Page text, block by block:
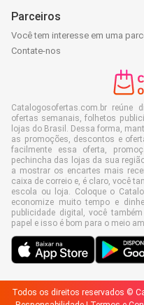
Parceiros
Você tem interesse em uma
Contate-nos
Catalogosofertas.com.br reúne
ofertas semanais, folhetos
lojas do Brasil. Dessa forma,
as promoções, descontos e
facilmente essa oferta,
pechincha das lojas da sua
a mostrar os encartes mais
caixa de correio e, é claro, você
escola ou loja. Coloque o
economize muito tempo e
publicidade digital, você
papel e isso é bom para o meio
Todos os direitos reservados ©